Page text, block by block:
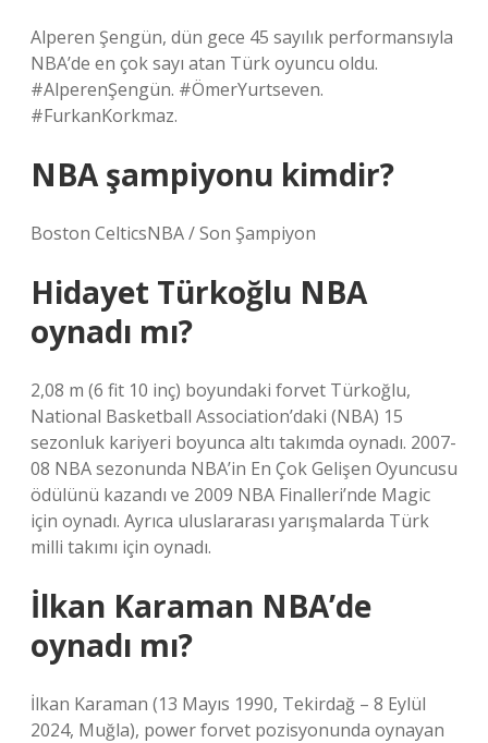
Alperen Şengün, dün gece 45 sayılık performansıyla
NBA’de en çok sayı atan Türk oyuncu oldu.
#AlperenŞengün. #ÖmerYurtseven.
#FurkanKorkmaz.
NBA şampiyonu kimdir?
Boston CelticsNBA / Son Şampiyon
Hidayet Türkoğlu NBA
oynadı mı?
2,08 m (6 fit 10 inç) boyundaki forvet Türkoğlu,
National Basketball Association’daki (NBA) 15
sezonluk kariyeri boyunca altı takımda oynadı. 2007-
08 NBA sezonunda NBA’in En Çok Gelişen Oyuncusu
ödülünü kazandı ve 2009 NBA Finalleri’nde Magic
için oynadı. Ayrıca uluslararası yarışmalarda Türk
milli takımı için oynadı.
İlkan Karaman NBA’de
oynadı mı?
İlkan Karaman (13 Mayıs 1990, Tekirdağ – 8 Eylül
2024, Muğla), power forvet pozisyonunda oynayan